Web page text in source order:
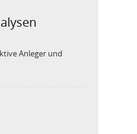
Anleger und